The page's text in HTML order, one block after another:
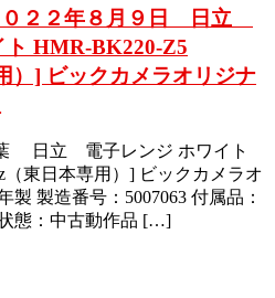
２２年８月９日 日立
ト HMR-BK220-Z5
）] ビックカメラオリジナ
日立 電子レンジ ホワイト
（東日本専用）] ビックカメラオ
製造番号：5007063 付属品：
態：中古動作品 […]